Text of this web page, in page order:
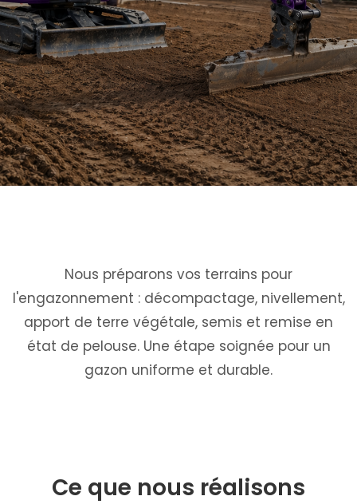
Nous préparons vos terrains pour
l'engazonnement : décompactage, nivellement,
apport de terre végétale, semis et remise en
état de pelouse. Une étape soignée pour un
gazon uniforme et durable.
Ce que nous réalisons